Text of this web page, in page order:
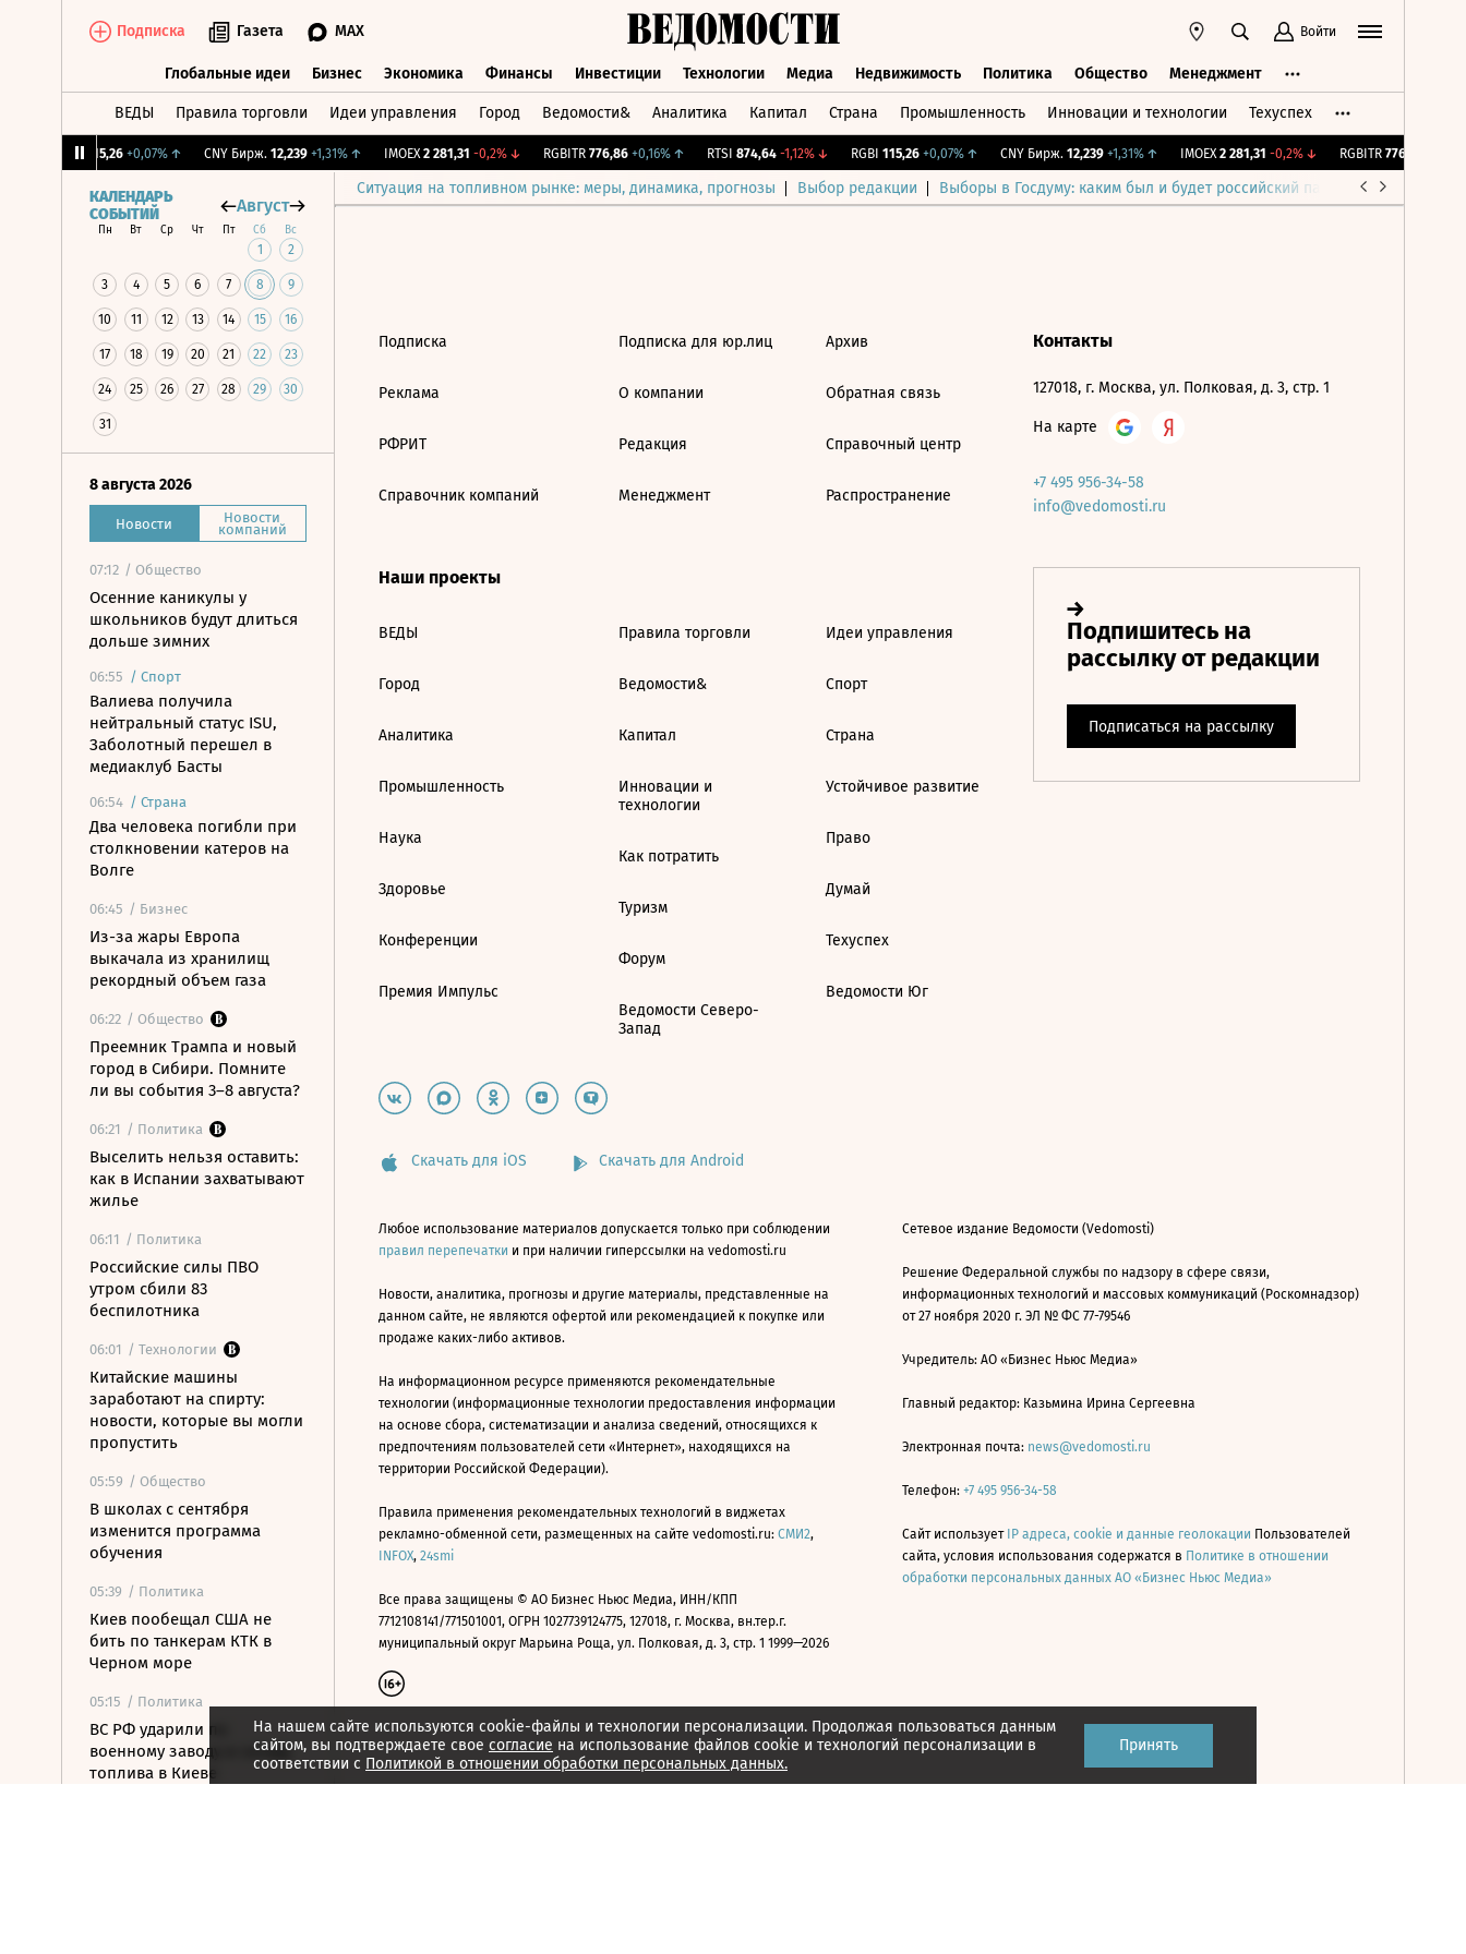
Подписка Газета MAX Войти
Глобальные идеи Бизнес Экономика Финансы Инвестиции Технологии Медиа Недвижимость Политика Общество Менеджмент
ВЕДЫ Правила торговли Идеи управления Город Ведомости& Аналитика Капитал Страна Промышленность Инновации и технологии Техуспех
115,26 +0,07%↑ CNY Бирж. 12,239 +1,31%↑ IMOEX 2 281,31 -0,2%↓ RGBITR 776,86 +0,16%↑ RTSI 874,64 -1,12%↓ RGBI 115,26 +0,07%↑ CNY Бирж. 12,239 +1,31%↑ IMOEX 2 281,31 -0,2%↓ RGBITR 776,86
Ситуация на топливном рынке: меры, динамика, прогнозы Выбор редакции Выборы в Госдуму: каким был и будет российский парламент
КАЛЕНДАРЬ
СОБЫТИЙ
Август
Пн Вт Ср Чт Пт Сб Вс
1 2
3 4 5 6 7 8 9
10 11 12 13 14 15 16
17 18 19 20 21 22 23
24 25 26 27 28 29 30
31
8 августа 2026
Новости Новости
компаний
07:12 / Общество
Осенние каникулы у
школьников будут длиться
дольше зимних
06:55 / Спорт
Валиева получила
нейтральный статус ISU,
Заболотный перешел в
медиаклуб Басты
06:54 / Страна
Два человека погибли при
столкновении катеров на
Волге
06:45 / Бизнес
Из-за жары Европа
выкачала из хранилищ
рекордный объем газа
06:22 / Общество
Преемник Трампа и новый
город в Сибири. Помните
ли вы события 3–8 августа?
06:21 / Политика
Выселить нельзя оставить:
как в Испании захватывают
жилье
06:11 / Политика
Российские силы ПВО
утром сбили 83
беспилотника
06:01 / Технологии
Китайские машины
заработают на спирту:
новости, которые вы могли
пропустить
05:59 / Общество
В школах с сентября
изменится программа
обучения
05:39 / Политика
Киев пообещал США не
бить по танкерам КТК в
Черном море
05:15 / Политика
ВС РФ ударили по
военному заводу и складу
топлива в Киеве
На нашем сайте используются cookie-файлы и технологии персонализации. Продолжая пользоваться данным
сайтом, вы подтверждаете свое согласие на использование файлов cookie и технологий персонализации в
соответствии с Политикой в отношении обработки персональных данных.
Принять
Подписка
Реклама
РФРИТ
Справочник компаний
Подписка для юр.лиц
О компании
Редакция
Менеджмент
Архив
Обратная связь
Справочный центр
Распространение
Наши проекты
ВЕДЫ
Город
Аналитика
Промышленность
Наука
Здоровье
Конференции
Премия Импульс
Правила торговли
Ведомости&
Капитал
Инновации и
технологии
Как потратить
Туризм
Форум
Ведомости Северо-
Запад
Идеи управления
Спорт
Страна
Устойчивое развитие
Право
Думай
Техуспех
Ведомости Юг
Контакты
127018, г. Москва, ул. Полковая, д. 3, стр. 1
На карте
+7 495 956-34-58
info@vedomosti.ru
Скачать для iOS Скачать для Android
Любое использование материалов допускается только при соблюдении
правил перепечатки и при наличии гиперссылки на vedomosti.ru
Новости, аналитика, прогнозы и другие материалы, представленные на
данном сайте, не являются офертой или рекомендацией к покупке или
продаже каких-либо активов.
На информационном ресурсе применяются рекомендательные
технологии (информационные технологии предоставления информации
на основе сбора, систематизации и анализа сведений, относящихся к
предпочтениям пользователей сети «Интернет», находящихся на
территории Российской Федерации).
Правила применения рекомендательных технологий в виджетах
рекламно-обменной сети, размещенных на сайте vedomosti.ru: СМИ2,
INFOX, 24smi
Все права защищены © АО Бизнес Ньюс Медиа, ИНН/КПП
7712108141/771501001, ОГРН 1027739124775, 127018, г. Москва, вн.тер.г.
муниципальный округ Марьина Роща, ул. Полковая, д. 3, стр. 1 1999—2026
Сетевое издание Ведомости (Vedomosti)
Решение Федеральной службы по надзору в сфере связи,
информационных технологий и массовых коммуникаций (Роскомнадзор)
от 27 ноября 2020 г. ЭЛ № ФС 77-79546
Учредитель: АО «Бизнес Ньюс Медиа»
Главный редактор: Казьмина Ирина Сергеевна
Электронная почта: news@vedomosti.ru
Телефон: +7 495 956-34-58
Сайт использует IP адреса, cookie и данные геолокации Пользователей
сайта, условия использования содержатся в Политике в отношении
обработки персональных данных АО «Бизнес Ньюс Медиа»